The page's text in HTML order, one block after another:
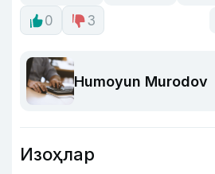
0
3
Humoyun Murodov
Изоҳлар